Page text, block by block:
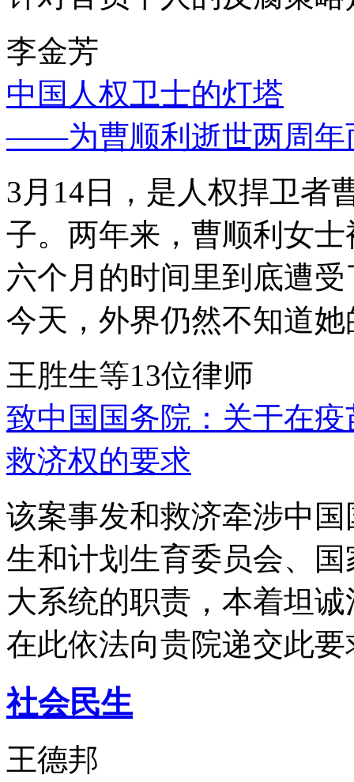
李金芳
中国人权卫士的灯塔
——为曹顺利逝世两周年
3月14日，是人权捍卫者
子。两年来，曹顺利女
六个月的时间里到底遭
今天，外界仍然不知道
王胜生等13位律师
致中国国务院：关于在
救济权的要求
该案事发和救济牵涉中
生和计划生育委员会、
大系统的职责，本着坦
在此依法向贵院递交此要
社会民生
王德邦